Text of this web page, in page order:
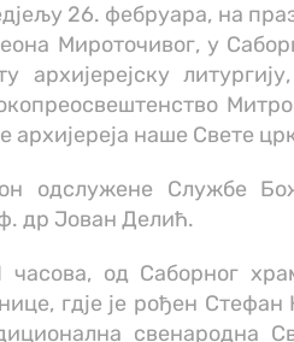
26. фебруара, на
Мироточивог, у
архијерејску
архијереја наше Свете
одслужене Службе
др Јован Делић.
часова, од Саборног
гдје је рођен
свенародна